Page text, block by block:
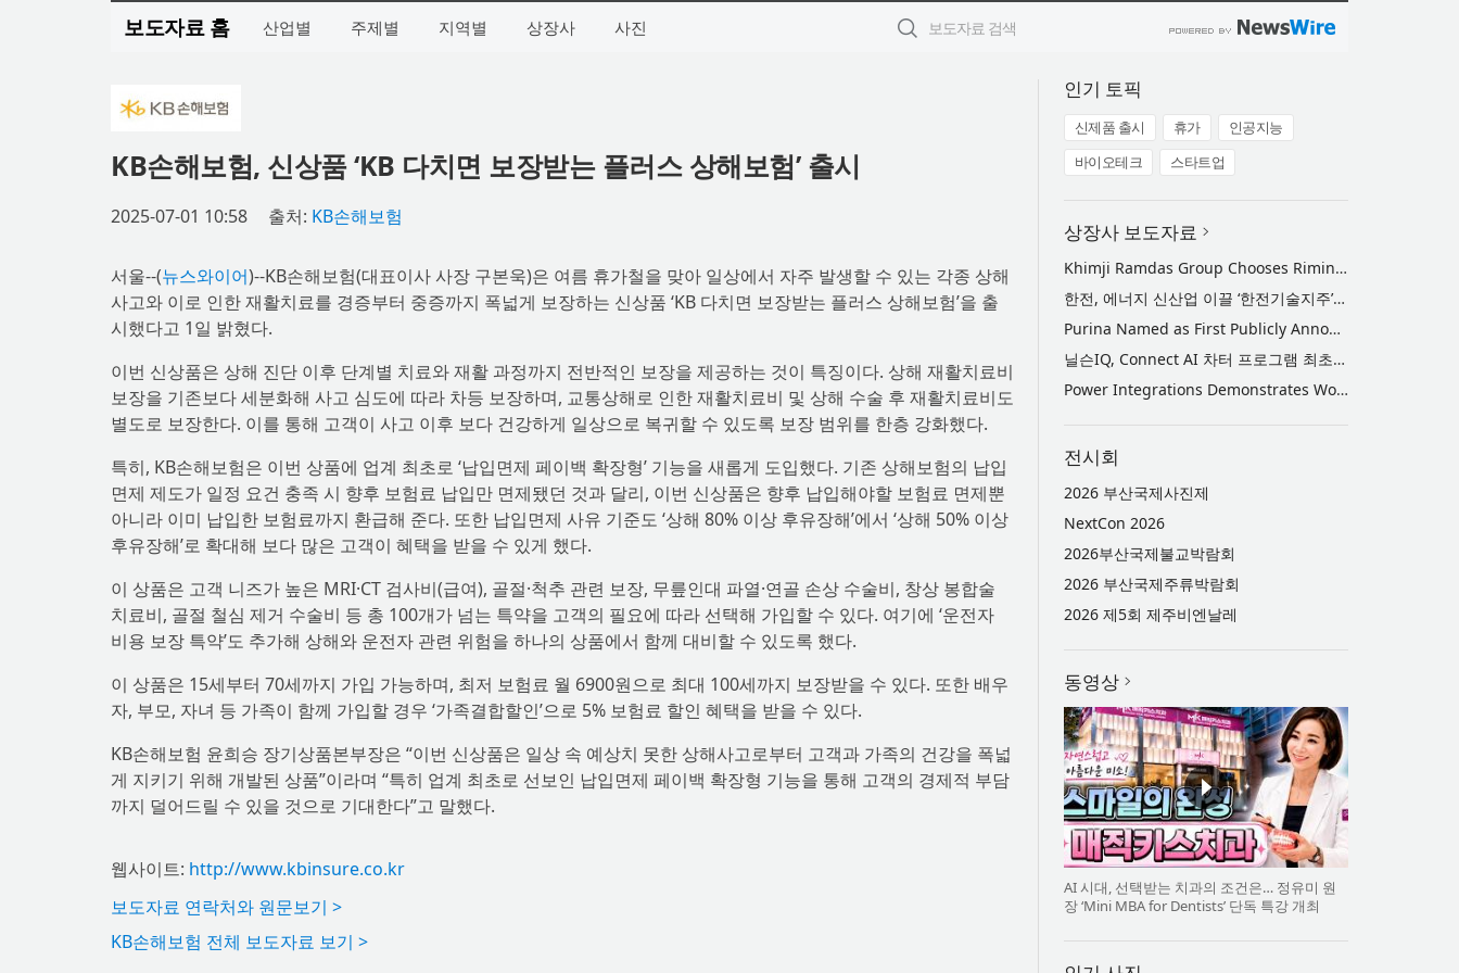
보도자료 홈 산업별 주제별 지역별 상장사 사진
KB손해보험, 신상품 ‘KB 다치면 보장받는 플러스 상해보험’ 출시
2025-07-01 10:58 출처: KB손해보험
서울--(뉴스와이어)--KB손해보험(대표이사 사장 구본욱)은 여름 휴가철을 맞아 일상에서 자주 발생할 수 있는 각종 상해
사고와 이로 인한 재활치료를 경증부터 중증까지 폭넓게 보장하는 신상품 ‘KB 다치면 보장받는 플러스 상해보험’을 출
시했다고 1일 밝혔다.
이번 신상품은 상해 진단 이후 단계별 치료와 재활 과정까지 전반적인 보장을 제공하는 것이 특징이다. 상해 재활치료비
보장을 기존보다 세분화해 사고 심도에 따라 차등 보장하며, 교통상해로 인한 재활치료비 및 상해 수술 후 재활치료비도
별도로 보장한다. 이를 통해 고객이 사고 이후 보다 건강하게 일상으로 복귀할 수 있도록 보장 범위를 한층 강화했다.
특히, KB손해보험은 이번 상품에 업계 최초로 ‘납입면제 페이백 확장형’ 기능을 새롭게 도입했다. 기존 상해보험의 납입
면제 제도가 일정 요건 충족 시 향후 보험료 납입만 면제됐던 것과 달리, 이번 신상품은 향후 납입해야할 보험료 면제뿐
아니라 이미 납입한 보험료까지 환급해 준다. 또한 납입면제 사유 기준도 ‘상해 80% 이상 후유장해’에서 ‘상해 50% 이상
후유장해’로 확대해 보다 많은 고객이 혜택을 받을 수 있게 했다.
이 상품은 고객 니즈가 높은 MRI·CT 검사비(급여), 골절·척추 관련 보장, 무릎인대 파열·연골 손상 수술비, 창상 봉합술
치료비, 골절 철심 제거 수술비 등 총 100개가 넘는 특약을 고객의 필요에 따라 선택해 가입할 수 있다. 여기에 ‘운전자
비용 보장 특약’도 추가해 상해와 운전자 관련 위험을 하나의 상품에서 함께 대비할 수 있도록 했다.
이 상품은 15세부터 70세까지 가입 가능하며, 최저 보험료 월 6900원으로 최대 100세까지 보장받을 수 있다. 또한 배우
자, 부모, 자녀 등 가족이 함께 가입할 경우 ‘가족결합할인’으로 5% 보험료 할인 혜택을 받을 수 있다.
KB손해보험 윤희승 장기상품본부장은 “이번 신상품은 일상 속 예상치 못한 상해사고로부터 고객과 가족의 건강을 폭넓
게 지키기 위해 개발된 상품”이라며 “특히 업계 최초로 선보인 납입면제 페이백 확장형 기능을 통해 고객의 경제적 부담
까지 덜어드릴 수 있을 것으로 기대한다”고 말했다.
웹사이트: http://www.kbinsure.co.kr
보도자료 연락처와 원문보기 >
KB손해보험 전체 보도자료 보기 >
인기 토픽
신제품 출시 휴가
인공지능
바이오테크
스타트업
상장사 보도자료
Khimji Ramdas Group Chooses Rimini Street to Reduce SAP Support Costs, Protect 700+ Customizations and Reinvest Savings in Innovation
한전, 에너지 신산업 이끌 ‘한전기술지주’ 공식 출범
Purina Named as First Publicly Announced NIQ ConnectAI Charter Client
닐슨IQ, Connect AI 차터 프로그램 최초 고객사 ‘퓨리나’ 선정
Power Integrations Demonstrates World’s First 2200 V GaN Technology for Next-Era High-Voltage Power Systems
전시회
2026 부산국제사진제
NextCon 2026
2026부산국제불교박람회
2026 부산국제주류박람회
2026 제5회 제주비엔날레
동영상
AI 시대, 선택받는 치과의 조건은… 정유미 원
장 ‘Mini MBA for Dentists’ 단독 특강 개최